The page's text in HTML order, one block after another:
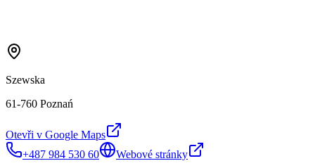
Szewska
61-760 Poznań
Otevři v Google Maps
+487 984 530 60
Webové stránky